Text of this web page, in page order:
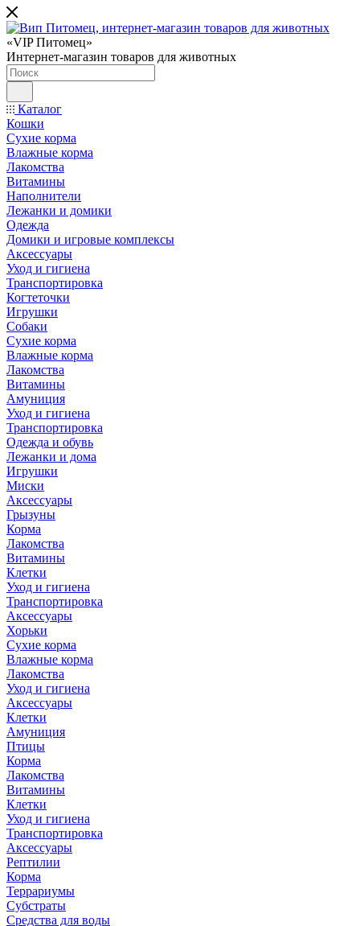
«VIP Питомец»
Интернет-магазин товаров для животных
Каталог
Кошки
Сухие корма
Влажные корма
Лакомства
Витамины
Наполнители
Лежанки и домики
Одежда
Домики и игровые комплексы
Аксессуары
Уход и гигиена
Транспортировка
Когтеточки
Игрушки
Собаки
Сухие корма
Влажные корма
Лакомства
Витамины
Амуниция
Уход и гигиена
Транспортировка
Одежда и обувь
Лежанки и дома
Игрушки
Миски
Аксессуары
Грызуны
Корма
Лакомства
Витамины
Клетки
Уход и гигиена
Транспортировка
Аксессуары
Хорьки
Сухие корма
Влажные корма
Лакомства
Уход и гигиена
Аксессуары
Клетки
Амуниция
Птицы
Корма
Лакомства
Витамины
Клетки
Уход и гигиена
Транспортировка
Аксессуары
Рептилии
Корма
Террариумы
Субстраты
Средства для воды